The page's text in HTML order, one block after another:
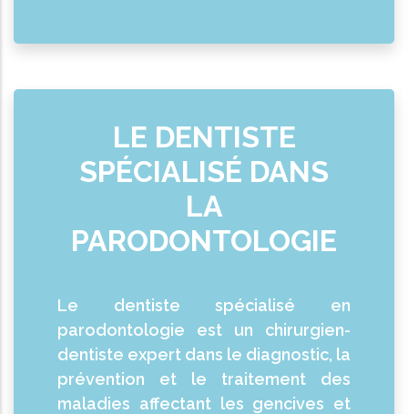
LE DENTISTE
SPÉCIALISÉ DANS
LA
PARODONTOLOGIE
Le dentiste spécialisé en
parodontologie est un chirurgien-
dentiste expert dans le diagnostic, la
prévention et le traitement des
maladies affectant les gencives et